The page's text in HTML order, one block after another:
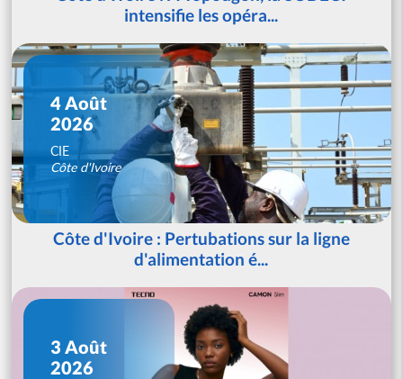
intensifie les opéra...
4 Août
2026
CIE
Côte d'Ivoire
Côte d'Ivoire : Pertubations sur la ligne
d'alimentation é...
3 Août
2026